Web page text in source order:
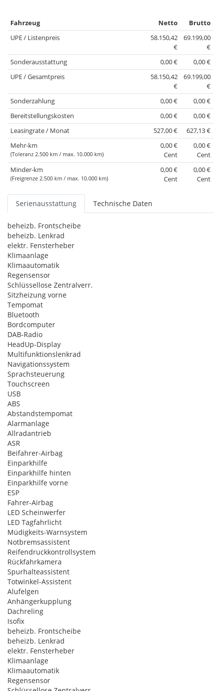
Fahrzeug Netto
Brutto
UPE / Listenpreis
58.150,42
€
69.199,00
€
Sonderausstattung
0,00 €
0,00 €
UPE / Gesamtpreis
58.150,42
€
69.199,00
€
Sonderzahlung
0,00 €
0,00 €
Bereitstellungskosten
0,00 €
0,00 €
Leasingrate / Monat
527,00 €
627,13 €
Mehr-km
(Toleranz 2.500 km / max. 10.000 km)
0,00 €
Cent
0,00 €
Cent
Minder-km
(Freigrenze 2.500 km / max. 10.000 km)
0,00 €
Cent
0,00 €
Cent
Serienausstattung Technische Daten
beheizb. Frontscheibe
beheizb. Lenkrad
elektr. Fensterheber
Klimaanlage
Klimaautomatik
Regensensor
Schlüssellose Zentralverr.
Sitzheizung vorne
Tempomat
Bluetooth
Bordcomputer
DAB-Radio
HeadUp-Display
Multifunktionslenkrad
Navigationssystem
Sprachsteuerung
Touchscreen
USB
ABS
Abstandstempomat
Alarmanlage
Allradantrieb
ASR
Beifahrer-Airbag
Einparkhilfe
Einparkhilfe hinten
Einparkhilfe vorne
ESP
Fahrer-Airbag
LED Scheinwerfer
LED Tagfahrlicht
Müdigkeits-Warnsystem
Notbremsassistent
Reifendruckkontrollsystem
Rückfahrkamera
Spurhalteassistent
Totwinkel-Assistent
Alufelgen
Anhängerkupplung
Dachreling
Isofix
beheizb. Frontscheibe
beheizb. Lenkrad
elektr. Fensterheber
Klimaanlage
Klimaautomatik
Regensensor